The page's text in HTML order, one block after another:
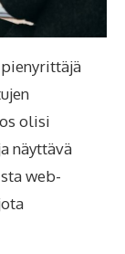
olisi
näyttävä
web-